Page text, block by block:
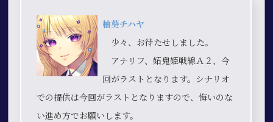
柚葵チハヤ
少々、お待たせしました。
アナリフ、妬鬼姫戦線Ａ２、今
回がラストとなります。シナリオ
での提供は今回がラストとなりますので、悔いのな
い進め方でお願いします。